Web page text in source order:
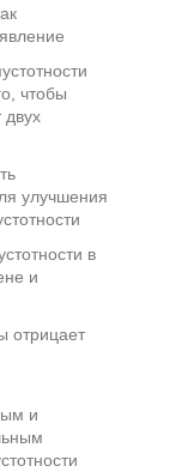
чтобы
двух
улучшения
в
и
отрицает
и